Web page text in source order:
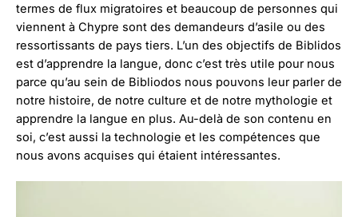
termes de flux migratoires et beaucoup de personnes qui
viennent à Chypre sont des demandeurs d’asile ou des
ressortissants de pays tiers. L’un des objectifs de Biblidos
est d’apprendre la langue, donc c’est très utile pour nous
parce qu’au sein de Bibliodos nous pouvons leur parler de
notre histoire, de notre culture et de notre mythologie et
apprendre la langue en plus. Au-delà de son contenu en
soi, c’est aussi la technologie et les compétences que
nous avons acquises qui étaient intéressantes.